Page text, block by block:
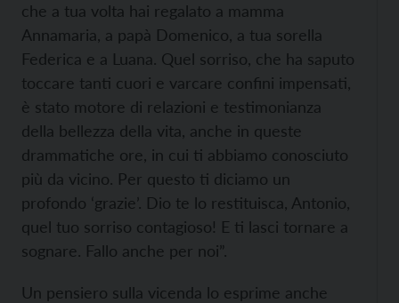
che a tua volta hai regalato a mamma
Annamaria, a papà Domenico, a tua sorella
Federica e a Luana. Quel sorriso, che ha saputo
toccare tanti cuori e varcare confini impensati,
è stato motore di relazioni e testimonianza
della bellezza della vita, anche in queste
drammatiche ore, in cui ti abbiamo conosciuto
più da vicino. Per questo ti diciamo un
profondo ‘grazie’. Dio te lo restituisca, Antonio,
quel tuo sorriso contagioso! E ti lasci tornare a
sognare. Fallo anche per noi”.
Un pensiero sulla vicenda lo esprime anche